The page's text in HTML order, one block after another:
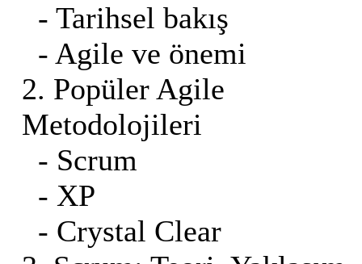
- Tarihsel bakış
- Agile ve önemi
2. Popüler Agile
Metodolojileri
- Scrum
- XP
- Crystal Clear